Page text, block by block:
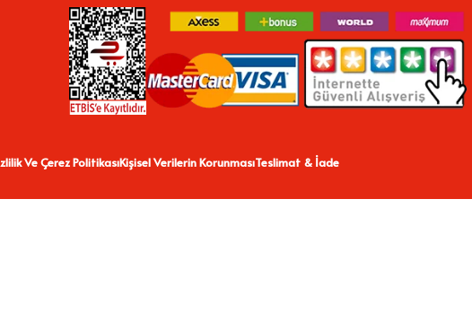
Ve Çerez PolitikasıKişisel Verilerin KorunmasıTeslimat & İade